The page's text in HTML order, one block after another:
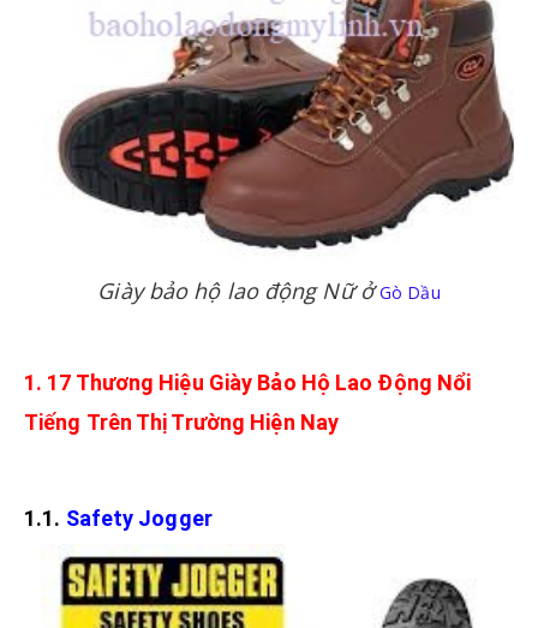
LIÊN HỆ
Giày bảo hộ lao động Nữ ởGò Dầu
1. 17 Thương Hiệu Giày Bảo Hộ Lao Động Nổi
Tiếng Trên Thị Trường Hiện Nay
1.1. Safety Jogger